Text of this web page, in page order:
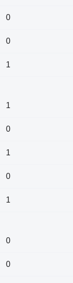
0
0
1
1
0
1
0
1
0
0